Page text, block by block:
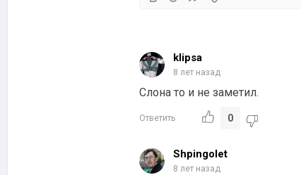
klipsa
8 лет назад
Слона то и не заметил.
Ответить 0
Shpingolet
8 лет назад